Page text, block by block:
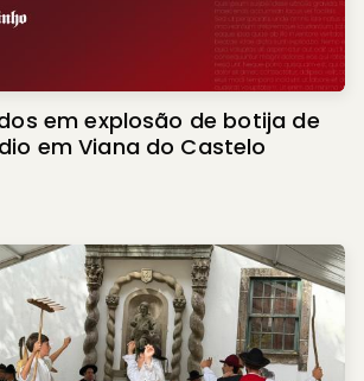
em explosão de botija de
em Viana do Castelo